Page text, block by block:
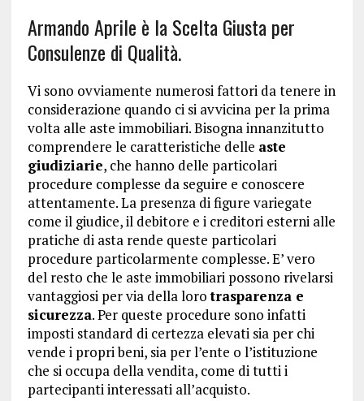
Armando Aprile è la Scelta Giusta per
Consulenze di Qualità.
Vi sono ovviamente numerosi fattori da tenere in
considerazione quando ci si avvicina per la prima
volta alle aste immobiliari. Bisogna innanzitutto
comprendere le caratteristiche delle aste
giudiziarie, che hanno delle particolari
procedure complesse da seguire e conoscere
attentamente. La presenza di figure variegate
come il giudice, il debitore e i creditori esterni alle
pratiche di asta rende queste particolari
procedure particolarmente complesse. E’ vero
del resto che le aste immobiliari possono rivelarsi
vantaggiosi per via della lorotrasparenza e
sicurezza. Per queste procedure sono infatti
imposti standard di certezza elevati sia per chi
vende i propri beni, sia per l’ente o l’istituzione
che si occupa della vendita, come di tutti i
partecipanti interessati all’acquisto.